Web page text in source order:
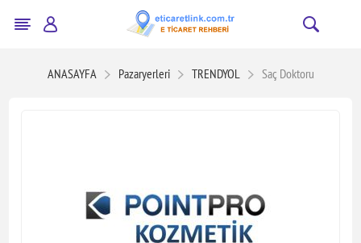
ANASAYFA Pazaryerleri TRENDYOL Saç Doktoru